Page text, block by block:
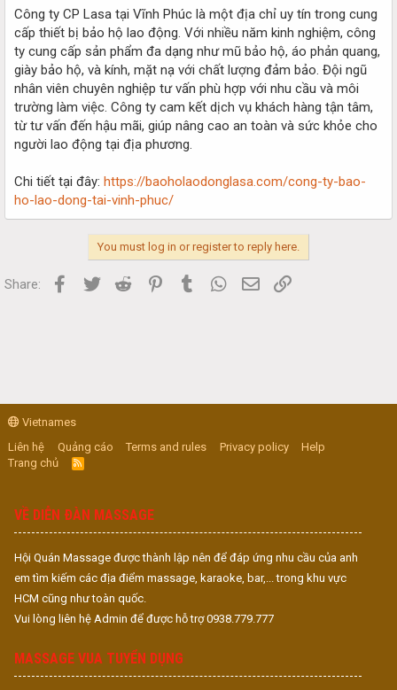
Công ty CP Lasa tại Vĩnh Phúc là một địa chỉ uy tín trong cung
cấp thiết bị bảo hộ lao động. Với nhiều năm kinh nghiệm, công
ty cung cấp sản phẩm đa dạng như mũ bảo hộ, áo phản quang,
giày bảo hộ, và kính, mặt nạ với chất lượng đảm bảo. Đội ngũ
nhân viên chuyên nghiệp tư vấn phù hợp với nhu cầu và môi
trường làm việc. Công ty cam kết dịch vụ khách hàng tận tâm,
từ tư vấn đến hậu mãi, giúp nâng cao an toàn và sức khỏe cho
người lao động tại địa phương.
Chi tiết tại đây: https://baoholaodonglasa.com/cong-ty-bao-
ho-lao-dong-tai-vinh-phuc/
You must log in or register to reply here.
Share: Facebook
Twitter Reddit PinterestTumblr WhatsApp
Email
Vietnames
Liên hệ
Quảng cáo Terms and rules Privacy policy
Help
Trang chủ
R
S
VỀ DIỄN ĐÀN MASSAGE
Hội Quán Massage được thành lập nên để đáp ứng nhu cầu của anh
em tìm kiếm các địa điểm massage, karaoke, bar,... trong khu vực
HCM cũng như toàn quốc.
Vui lòng liên hệ Admin để được hỗ trợ 0938.779.777
MASSAGE VUA TUYỂN DỤNG